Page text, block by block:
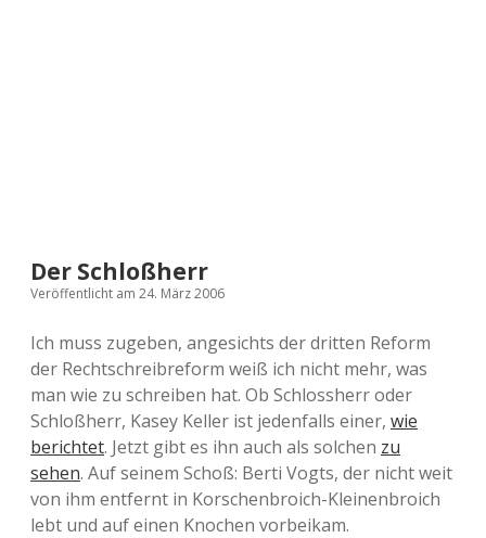
Der Schloßherr
Veröffentlicht am 24. März 2006
Ich muss zugeben, angesichts der dritten Reform
der Rechtschreibreform weiß ich nicht mehr, was
man wie zu schreiben hat. Ob Schlossherr oder
Schloßherr, Kasey Keller ist jedenfalls einer, wie
berichtet. Jetzt gibt es ihn auch als solchen zu
sehen. Auf seinem Schoß: Berti Vogts, der nicht weit
von ihm entfernt in Korschenbroich-Kleinenbroich
lebt und auf einen Knochen vorbeikam.